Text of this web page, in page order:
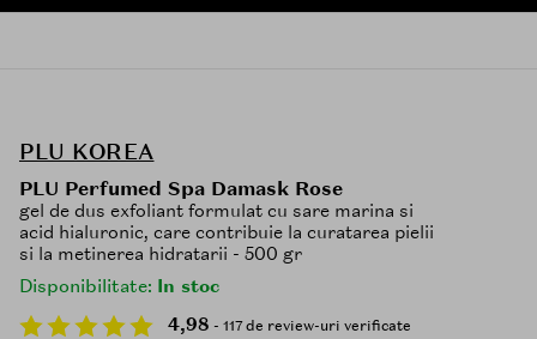
PLU KOREA
PLU Perfumed Spa Damask Rose
gel de dus exfoliant formulat cu sare marina si
acid hialuronic, care contribuie la curatarea pielii
si la metinerea hidratarii - 500 gr
Disponibilitate: In stoc
4,98 - 117 de review-uri verificate